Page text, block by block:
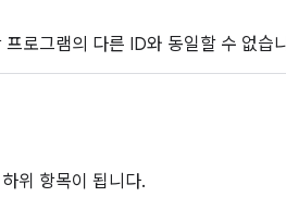
로그램의 다른 ID와 동일할 수 없습
위 항목이 됩니다.